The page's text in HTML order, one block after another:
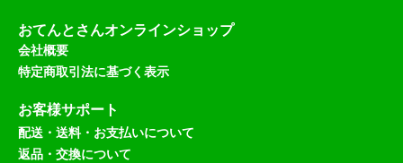
おてんとさんオンラインショップ
会社概要
特定商取引法に基づく表示
お客様サポート
配送・送料・お支払いについて
返品・交換について